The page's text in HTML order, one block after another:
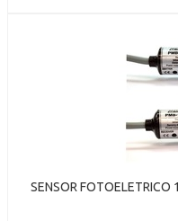
SENSOR